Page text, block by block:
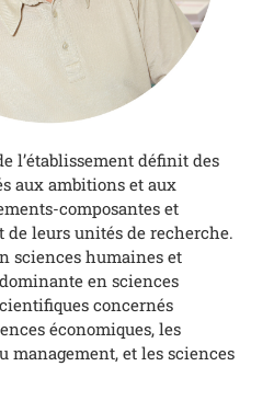
l’établissement définit des
aux ambitions et aux
composantes et
de leurs unités de recherche.
sciences humaines et
en sciences
concernés
économiques, les
management, et les sciences